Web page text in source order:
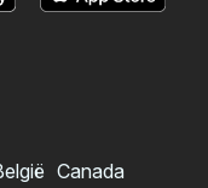
Canada